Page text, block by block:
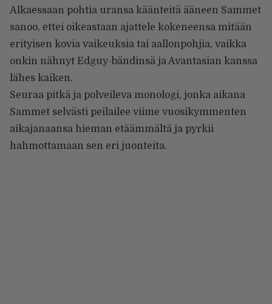
Alkaessaan pohtia uransa käänteitä ääneen Sammet
sanoo, ettei oikeastaan ajattele kokeneensa mitään
erityisen kovia vaikeuksia tai aallonpohjia, vaikka
onkin nähnyt Edguy-bändinsä ja Avantasian kanssa
lähes kaiken.
Seuraa pitkä ja polveileva monologi, jonka aikana
Sammet selvästi peilailee viime vuosikymmenten
aikajanaansa hieman etäämmältä ja pyrkii
hahmottamaan sen eri juonteita.